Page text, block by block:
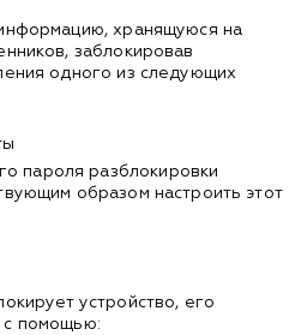
хранящуюся на
заблокировав
одного из следующих
пароля разблокировки
образом настроить этот
устройство, его
с помощью: